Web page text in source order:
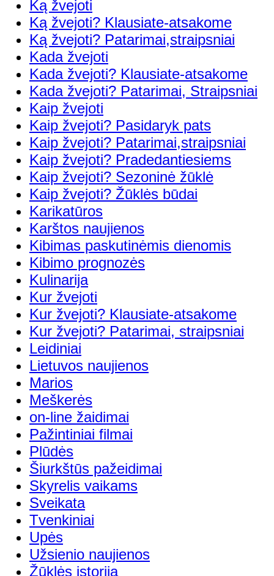
Ką žvejoti
Ką žvejoti? Klausiate-atsakome
Ką žvejoti? Patarimai,straipsniai
Kada žvejoti
Kada žvejoti? Klausiate-atsakome
Kada žvejoti? Patarimai, Straipsniai
Kaip žvejoti
Kaip žvejoti? Pasidaryk pats
Kaip žvejoti? Patarimai,straipsniai
Kaip žvejoti? Pradedantiesiems
Kaip žvejoti? Sezoninė žūklė
Kaip žvejoti? Žūklės būdai
Karikatūros
Karštos naujienos
Kibimas paskutinėmis dienomis
Kibimo prognozės
Kulinarija
Kur žvejoti
Kur žvejoti? Klausiate-atsakome
Kur žvejoti? Patarimai, straipsniai
Leidiniai
Lietuvos naujienos
Marios
Meškerės
on-line žaidimai
Pažintiniai filmai
Plūdės
Šiurkštūs pažeidimai
Skyrelis vaikams
Sveikata
Tvenkiniai
Upės
Užsienio naujienos
Žūklės istorija